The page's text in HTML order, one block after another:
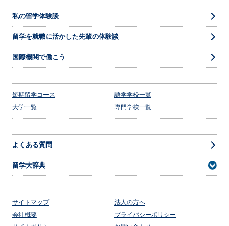
私の留学体験談
留学を就職に活かした先輩の体験談
国際機関で働こう
短期留学コース
語学学校一覧
大学一覧
専門学校一覧
よくある質問
留学大辞典
サイトマップ
法人の方へ
会社概要
プライバシーポリシー